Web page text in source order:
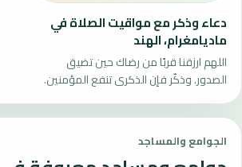
دعاء وذكر مع مواقيت الصلاة في
ماديامغرام، الهند
اللهم ارزقنا قربًا من رضاك حين تضيق
الصدور. وذكّر فإن الذكرى تنفع المؤمنين.
الجوامع والمساجد